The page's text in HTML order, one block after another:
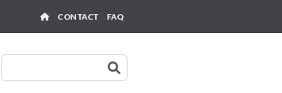
OutilsCONTACT FAQ